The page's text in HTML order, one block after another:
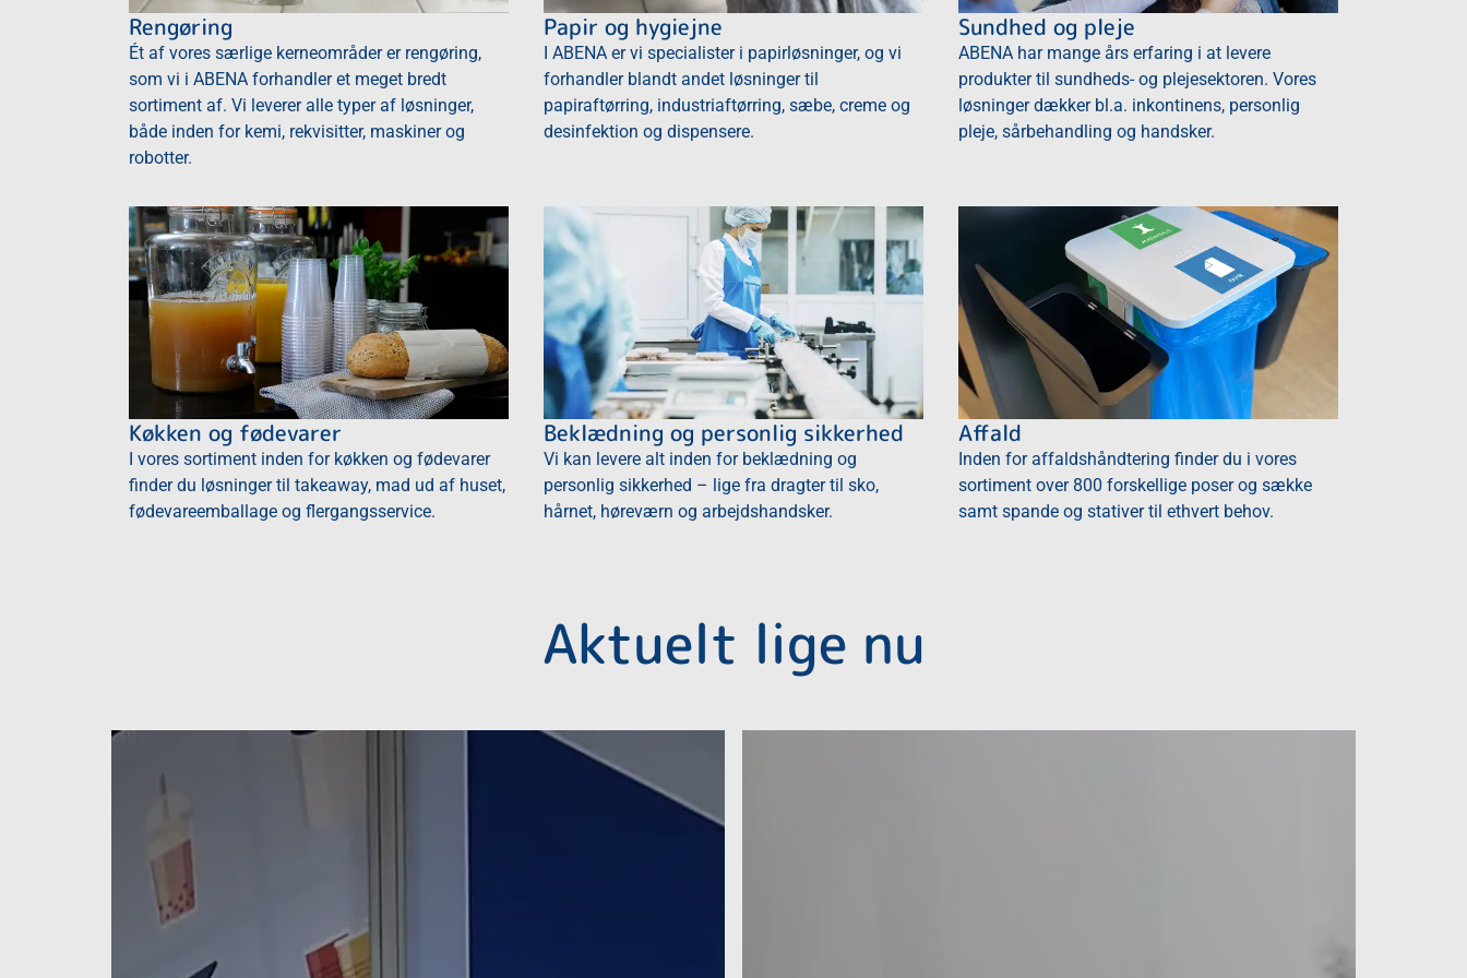
Rengøring
Ét af vores særlige kerneområder er rengøring,
som vi i ABENA forhandler et meget bredt
sortiment af. Vi leverer alle typer af løsninger,
både inden for kemi, rekvisitter, maskiner og
robotter.
Papir og hygiejne
I ABENA er vi specialister i papirløsninger, og vi
forhandler blandt andet løsninger til
papiraftørring, industriaftørring, sæbe, creme og
desinfektion og dispensere.
Sundhed og pleje
ABENA har mange års erfaring i at levere
produkter til sundheds- og plejesektoren. Vores
løsninger dækker bl.a. inkontinens, personlig
pleje, sårbehandling og handsker.
Køkken og fødevarer
I vores sortiment inden for køkken og fødevarer
finder du løsninger til takeaway, mad ud af huset,
fødevareemballage og flergangsservice.
Beklædning og personlig sikkerhed
Vi kan levere alt inden for beklædning og
personlig sikkerhed – lige fra dragter til sko,
hårnet, høreværn og arbejdshandsker.
Affald
Inden for affaldshåndtering finder du i vores
sortiment over 800 forskellige poser og sække
samt spande og stativer til ethvert behov.
Aktuelt lige nu